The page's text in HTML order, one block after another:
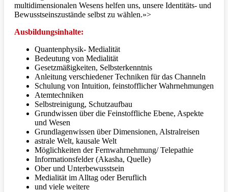
multidimensionalen Wesens helfen uns, unsere Identitäts- und
Bewusstseinszustände selbst zu wählen.»>
Ausbildungsinhalte:
Quantenphysik- Medialität
Bedeutung von Medialität
Gesetzmäßigkeiten, Selbsterkenntnis
Anleitung verschiedener Techniken für das Channeln
Schulung von Intuition, feinstofflicher Wahrnehmungen
Atemtechniken
Selbstreinigung, Schutzaufbau
Grundwissen über die Feinstoffliche Ebene, Aspekte
und Wesen
Grundlagenwissen über Dimensionen, Alstralreisen
astrale Welt, kausale Welt
Möglichkeiten der Fernwahrnehmung/ Telepathie
Informationsfelder (Akasha, Quelle)
Ober und Unterbewusstsein
Medialität im Alltag oder Beruflich
und viele weitere